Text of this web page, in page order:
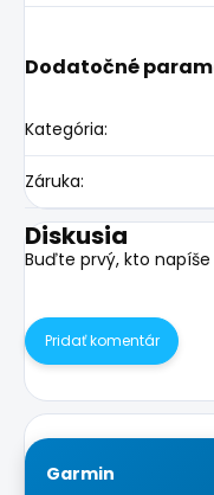
Dodatočné
Kategória:
Záruka:
Diskusia
Buďte prvý, kto
Pridať komentár
Garmin